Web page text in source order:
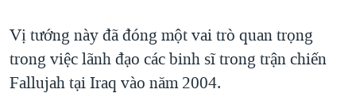
Vị tướng này đã đóng một vai trò quan trọng
trong việc lãnh đạo các binh sĩ trong trận chiến
Fallujah tại Iraq vào năm 2004.